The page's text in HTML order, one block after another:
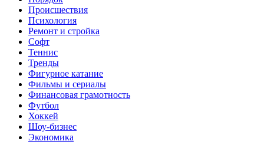
Происшествия
Психология
Ремонт и стройка
Софт
Теннис
Тренды
Фигурное катание
Фильмы и сериалы
Финансовая грамотность
Футбол
Хоккей
Шоу-бизнес
Экономика